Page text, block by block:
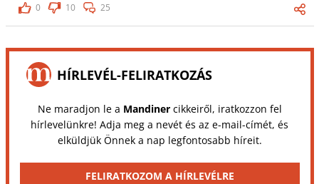
0
10 25
HÍRLEVÉL-FELIRATKOZÁS
Ne maradjon le a Mandinercikkeiről, iratkozzon fel
hírlevelünkre! Adja meg a nevét és az e-mail-címét, és
elküldjük Önnek a nap legfontosabb híreit.
FELIRATKOZOM A HÍRLEVÉLRE